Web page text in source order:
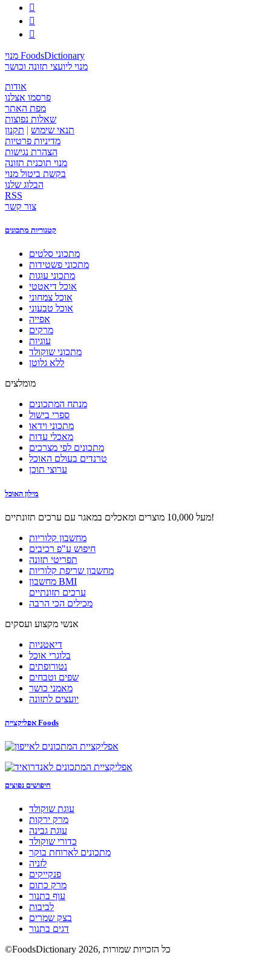



מנוי FoodsDictionary
מנוי ליועצי תזונה וכושר
אודות
פרסמו אצלנו
מפת האתר
שאלות נפוצות
תנאי שימוש | תקנון
מדיניות פרטיות
הצהרת נגישות
מנוי תוכנית תזונה
בקשת ביטול מנוי
הבלוג שלנו
RSS
צור קשר
קטגוריות מתכונים
מתכוני סלטים
מתכוני פשטידות
מתכוני עוגות
אוכל דיאטטי
אוכל צמחוני
אוכל טבעוני
אפייה
מרקים
עוגיות
מתכוני שוקולד
ללא גלוטן
מומלצים
מנתח המתכונים
ספרי בישול
מתכוני וידאו
מאכלי עדות
מתכונים לפי מצרכים
טרנדים בעולם האוכל
ערוצי תוכן
מילון האוכל
מעל 10,000 מוצרים ומאכלים במאגר עם ערכים תזונתיים!
מחשבון קלוריות
חיפוש ע"פ רכיבים
תפריטי תזונה
מחשבון שריפת קלוריות
מחשבון BMI
ערכים תזונתיים
מכילים הכי הרבה
אנשי מקצוע ועסקים
דיאטניות
בלוגרי אוכל
נטורופתים
שפים וטבחים
מאמני כושר
יועצים לתזונה
אפליקציית Foods
חיפושים נפוצים
עוגת שוקולד
מרק ירקות
עוגת גבינה
כדורי שוקולד
מתכונים לארוחת בוקר
לזניה
פנקייקים
מרק כתום
עוף בתנור
לביבות
בצק שמרים
דגים בתנור
©FoodsDictionary 2026, כל הזכויות שמורות